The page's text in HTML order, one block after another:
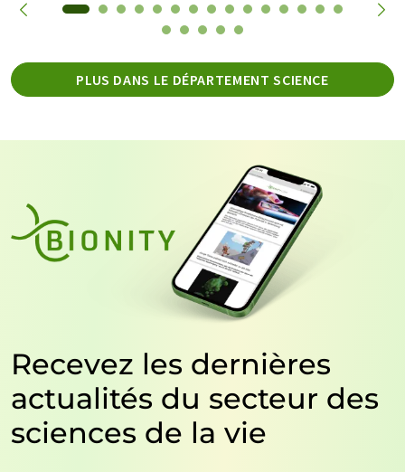
PLUS DANS LE DÉPARTEMENT SCIENCE
Recevez les dernières
actualités du secteur des
sciences de la vie